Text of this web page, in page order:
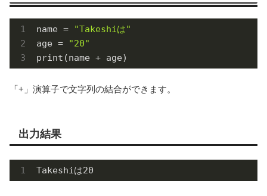
name =
"Takeshiは"
age =
"20"
print(name + age)
「+」演算子で文字列の結合ができます。
出力結果
Takeshiは20